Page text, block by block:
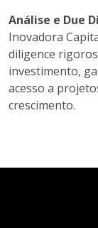
Análise e Due
Inovadora
diligence
investimento,
acesso a
crescimento.